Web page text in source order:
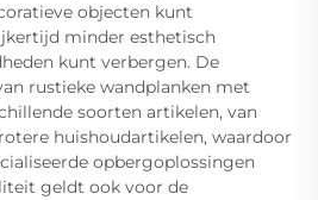
objecten kunt
minder esthetisch
kunt verbergen. De
rustieke wandplanken met
soorten artikelen, van
huishoudartikelen, waardoor
opbergoplossingen
geldt ook voor de